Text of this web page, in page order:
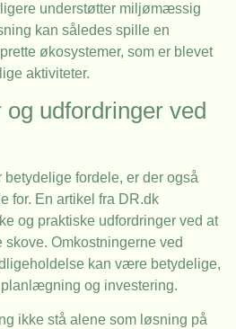
understøtter miljømæssig
kan således spille en
økosystemer, som er blevet
aktiviteter.
udfordringer ved
fordele, er der også
for. En artikel fra DR.dk
og praktiske udfordringer ved at
Omkostningerne ved
kan være betydelige,
og investering.
ikke stå alene som løsning på